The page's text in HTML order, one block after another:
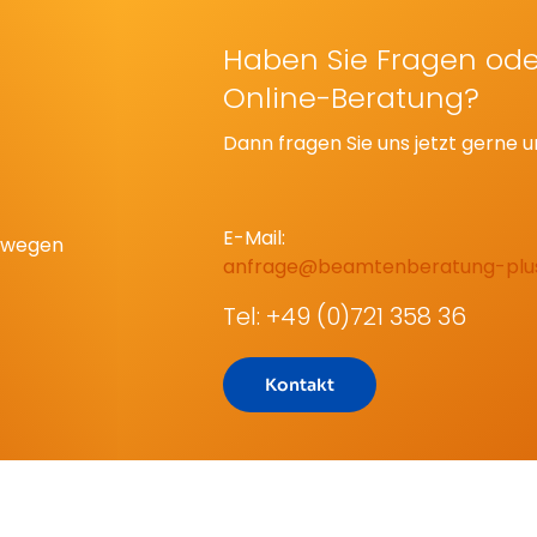
Haben Sie Fragen
Online-Beratung?
Dann fragen Sie uns jetzt gerne
E-Mail:
anfrage@beamtenberatung-
Tel: +49 (0)721 358 36
Kontakt